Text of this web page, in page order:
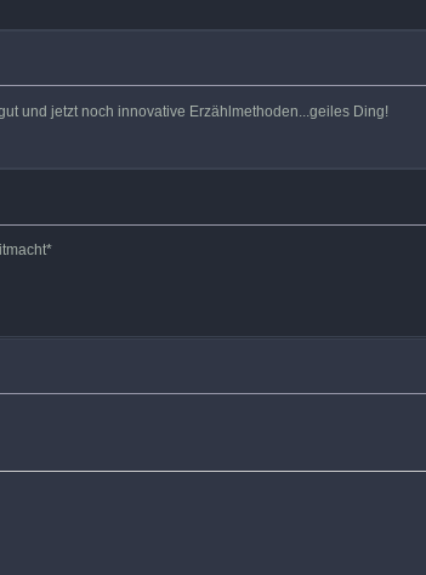
und jetzt noch innovative Erzählmethoden...geiles Ding!